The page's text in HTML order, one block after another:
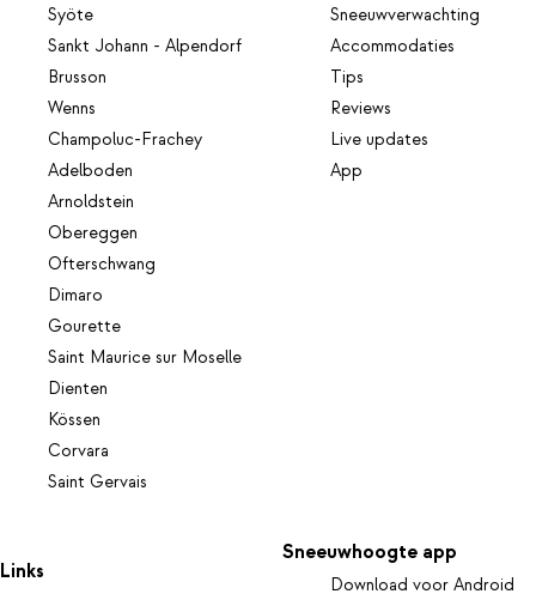
Syöte
Sankt Johann - Alpendorf
Brusson
Wenns
Champoluc-Frachey
Adelboden
Arnoldstein
Obereggen
Ofterschwang
Dimaro
Gourette
Saint Maurice sur Moselle
Dienten
Kössen
Corvara
Saint Gervais
Sneeuwverwachting
Accommodaties
Tips
Reviews
Live updates
App
Links
Sneeuwhoogte app
Download voor Android